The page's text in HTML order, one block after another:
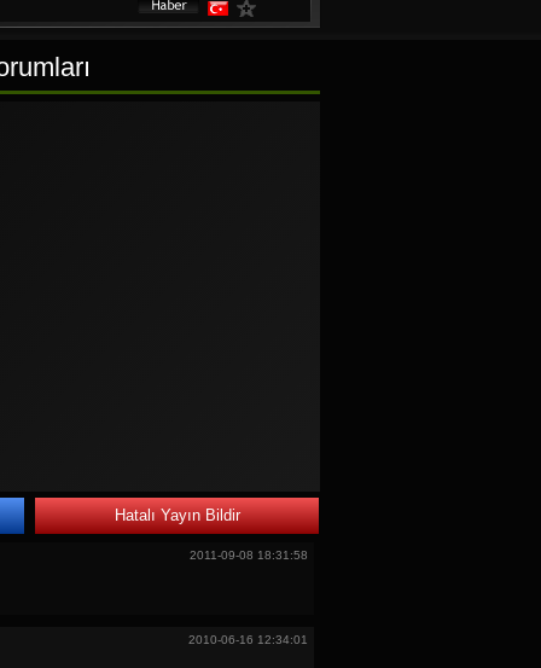
Hatalı Yayın Bildir
2011-09-08 18:31:58
2010-06-16 12:34:01